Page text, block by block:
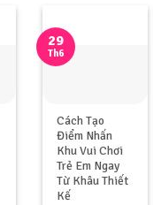
Cách Tạo
Điểm Nhấn
Khu Vui Chơi
Trẻ Em Ngay
Từ Khâu Thiết
Kế
29
Th6